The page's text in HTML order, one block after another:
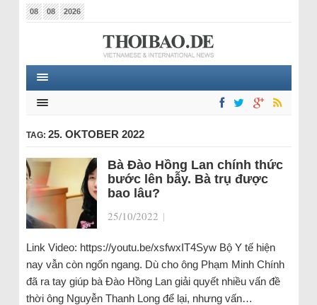
08 08 2026
TAG: 25. OKTOBER 2022
Bà Đào Hồng Lan chính thức
bước lên bẫy. Bà trụ được
bao lâu?
25/10/2022 |
Link Video: https://youtu.be/xsfwxIT4Syw Bộ Y tế hiện
nay vẫn còn ngổn ngang. Dù cho ông Phạm Minh Chính
đã ra tay giúp bà Đào Hồng Lan giải quyết nhiều vấn đề
thời ông Nguyễn Thanh Long để lại, nhưng vấn…